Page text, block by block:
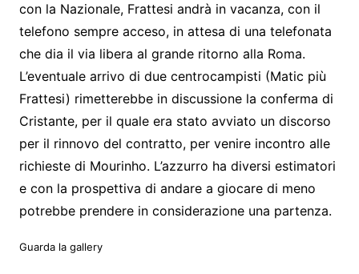
con la Nazionale, Frattesi andrà in vacanza, con il
telefono sempre acceso, in attesa di una telefonata
che dia il via libera al grande ritorno alla Roma.
L’eventuale arrivo di due centrocampisti (Matic più
Frattesi) rimetterebbe in discussione la conferma di
Cristante, per il quale era stato avviato un discorso
per il rinnovo del contratto, per venire incontro alle
richieste di Mourinho. L’azzurro ha diversi estimatori
e con la prospettiva di andare a giocare di meno
potrebbe prendere in considerazione una partenza.
Guarda la gallery